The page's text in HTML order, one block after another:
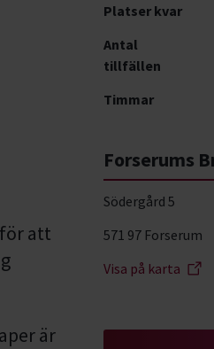
att
är
Platser kvar
Antal
tillfällen
Timmar
Forserums
Södergård 5
571 97 Forserum
Visa på karta